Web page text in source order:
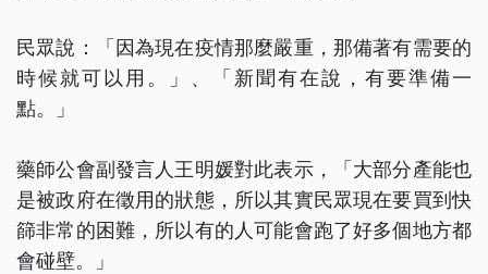
民眾說：「因為現在疫情那麼嚴重，那備著有需要的
時候就可以用。」、「新聞有在說，有要準備一
點。」
藥師公會副發言人王明媛對此表示，「大部分產能也
是被政府在徵用的狀態，所以其實民眾現在要買到快
篩非常的困難，所以有的人可能會跑了好多個地方都
會碰壁。」